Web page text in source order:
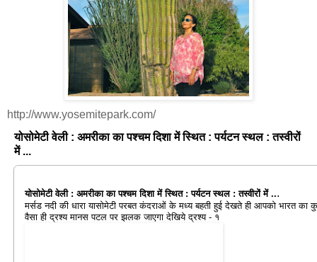
http://www.yosemitepark.com/
योसोमेटी वेली : अमरीका का पश्चम दिशा में स्थित : पर्यटन स्थल : तस्वीरों
में ...
योसोमेटी वेली : अमरीका का पश्चम दिशा में स्थित : पर्यटन स्थल : तस्वीरों में ...
मर्सड नदी की धारा यासोमेटी परबत कंदराओं के मध्य बहती हुई देखते ही आपको भारत का
वैसा ही द्रश्य मानस पटल पर झलक जाएगा देखिये द्रश्य - १